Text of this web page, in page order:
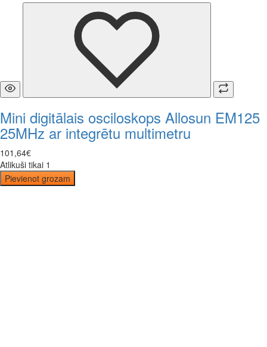
Mini digitālais osciloskops Allosun EM125
25MHz ar integrētu multimetru
101 ,64€
Atlikuši tikai 1
Pievienot grozam